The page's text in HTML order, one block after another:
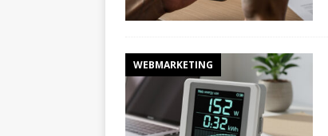
WEBMARKETING